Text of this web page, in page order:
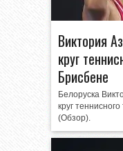
Виктория
круг
Брисбене
Белоруска
круг
(Обзор).